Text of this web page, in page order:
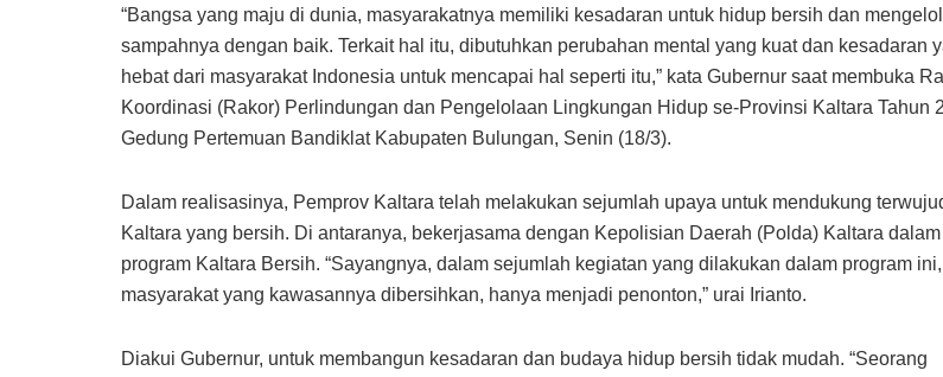
“Bangsa yang maju di dunia, masyarakatnya memiliki kesadaran untuk hidup bersih dan
sampahnya dengan baik. Terkait hal itu, dibutuhkan perubahan mental yang kuat dan kesadaran
hebat dari masyarakat Indonesia untuk mencapai hal seperti itu,” kata Gubernur saat membuka
Koordinasi (Rakor) Perlindungan dan Pengelolaan Lingkungan Hidup se-Provinsi Kaltara Tahun
Gedung Pertemuan Bandiklat Kabupaten Bulungan, Senin (18/3).
Dalam realisasinya, Pemprov Kaltara telah melakukan sejumlah upaya untuk mendukung
Kaltara yang bersih. Di antaranya, bekerjasama dengan Kepolisian Daerah (Polda) Kaltara dalam
program Kaltara Bersih. “Sayangnya, dalam sejumlah kegiatan yang dilakukan dalam program ini,
masyarakat yang kawasannya dibersihkan, hanya menjadi penonton,” urai Irianto.
Diakui Gubernur, untuk membangun kesadaran dan budaya hidup bersih tidak mudah. “Seorang